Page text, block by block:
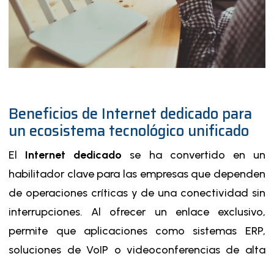
Beneficios de Internet dedicado para
un ecosistema tecnológico unificado
El Internet dedicado se ha convertido en un
habilitador clave para las empresas que dependen
de operaciones críticas y de una conectividad sin
interrupciones. Al ofrecer un enlace exclusivo,
permite que aplicaciones como sistemas ERP,
soluciones deVoIP o videoconferencias de alta